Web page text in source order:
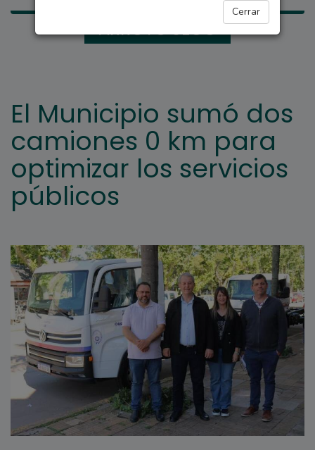
Cerrar
ARROYO SECO
El Municipio sumó dos
camiones 0 km para
optimizar los servicios
públicos